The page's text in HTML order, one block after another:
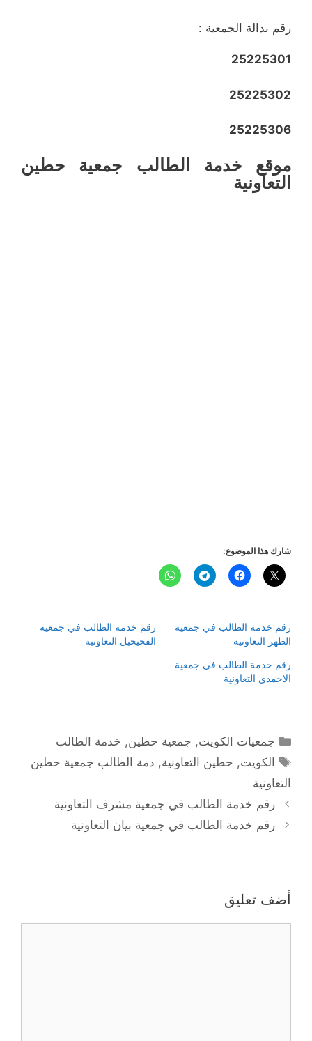
رقم بدالة الجمعية :
25225301
25225302
25225306
موقع خدمة الطالب جمعية حطين
التعاونية
شارك هذا الموضوع:
رقم خدمة الطالب في جمعية
الظهر التعاونية
رقم خدمة الطالب في جمعية
الفحيحيل التعاونية
رقم خدمة الطالب في جمعية
الاحمدي التعاونية
التصنيفات
جمعيات الكويت, جمعية حطين, خدمة الطالب
الوسوم
الكويت, حطين التعاونية, دمة الطالب جمعية حطين
التعاونية
رقم خدمة الطالب في جمعية مشرف التعاونية
رقم خدمة الطالب في جمعية بيان التعاونية
أضف تعليق